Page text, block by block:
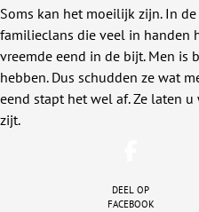
Soms kan het moeilijk zijn. In
familieclans die veel in handen
vreemde eend in de bijt. Men is
hebben. Dus schudden ze wat
eend stapt het wel af. Ze laten
zijt.
Deel op
facebook